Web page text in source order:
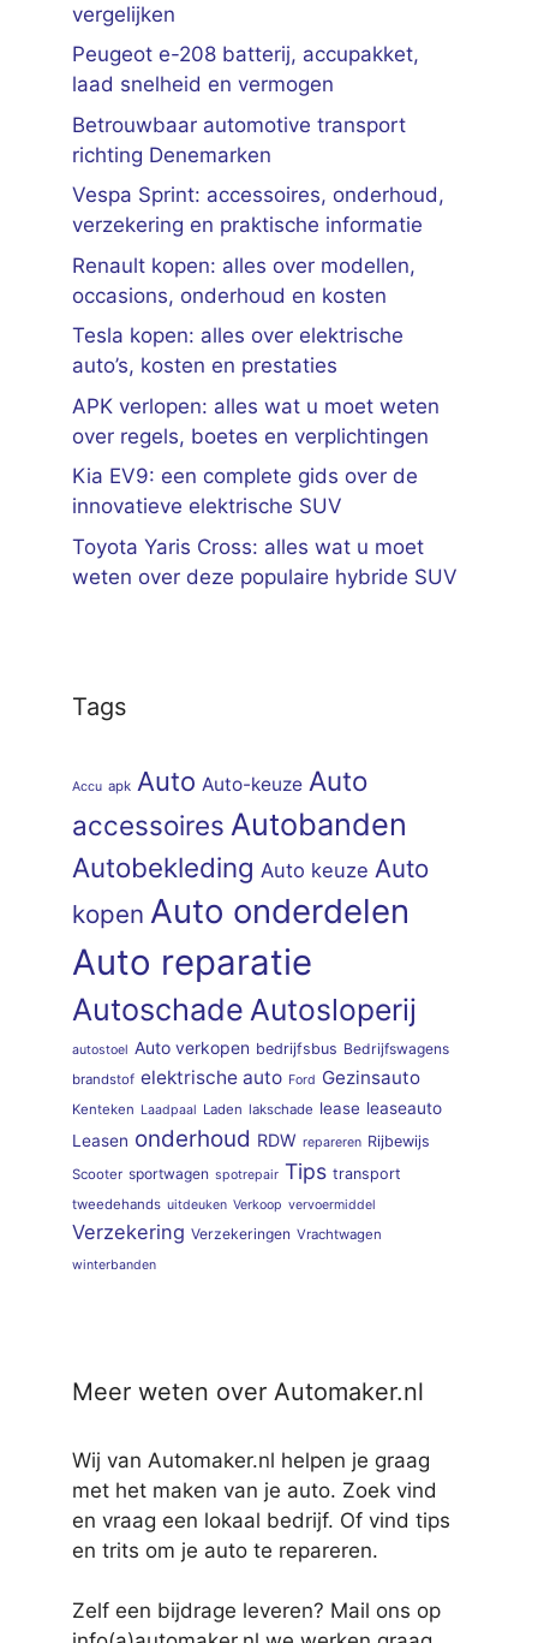
vergelijken
Peugeot e-208 batterij, accupakket,
laad snelheid en vermogen
Betrouwbaar automotive transport
richting Denemarken
Vespa Sprint: accessoires, onderhoud,
verzekering en praktische informatie
Renault kopen: alles over modellen,
occasions, onderhoud en kosten
Tesla kopen: alles over elektrische
auto’s, kosten en prestaties
APK verlopen: alles wat u moet weten
over regels, boetes en verplichtingen
Kia EV9: een complete gids over de
innovatieve elektrische SUV
Toyota Yaris Cross: alles wat u moet
weten over deze populaire hybride SUV
Tags
Accu apk Auto Auto-keuze Auto
accessoires Autobanden
Autobekleding Auto keuze Auto
kopen Auto onderdelen
Auto reparatie
Autoschade Autosloperij
autostoel Auto verkopen bedrijfsbus Bedrijfswagens
brandstof elektrische auto Ford Gezinsauto
Kenteken Laadpaal Laden lakschade lease leaseauto
Leasen onderhoud RDW repareren Rijbewijs
Scooter sportwagen spotrepair Tips transport
tweedehands uitdeuken Verkoop vervoermiddel
Verzekering Verzekeringen Vrachtwagen
winterbanden
Meer weten over Automaker.nl
Wij van Automaker.nl helpen je graag
met het maken van je auto. Zoek vind
en vraag een lokaal bedrijf. Of vind tips
en trits om je auto te repareren.
Zelf een bijdrage leveren? Mail ons op